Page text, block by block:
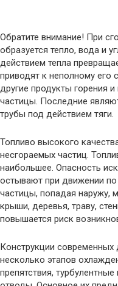
Обратите внимание! При
образуется тепло, вода и
действием тепла
приводят к неполному его
другие продукты горения
частицы. Последние
трубы под действием тяги.
Топливо высокого
несгораемых частиц.
наибольшее. Опасность
остывают при движении
частицы, попадая наружу,
крыши, деревья, траву,
повышается риск
Конструкции
несколько этапов
препятствия,